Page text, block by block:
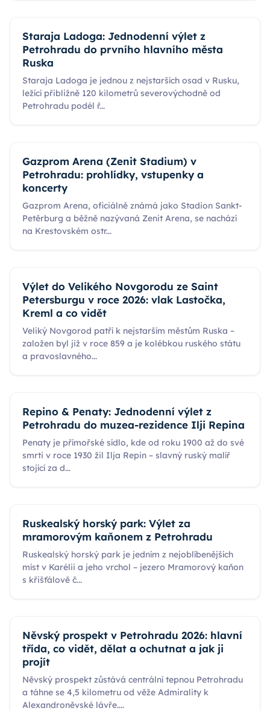
Staraja Ladoga: Jednodenní výlet z
Petrohradu do prvního hlavního města
Ruska
Staraja Ladoga je jednou z nejstarších osad v Rusku,
ležící přibližně 120 kilometrů severovýchodně od
Petrohradu podél ř...
Gazprom Arena (Zenit Stadium) v
Petrohradu: prohlídky, vstupenky a
koncerty
Gazprom Arena, oficiálně známá jako Stadion Sankt-
Petěrburg a běžně nazývaná Zenit Arena, se nachází
na Krestovském ostr...
Výlet do Velikého Novgorodu ze Saint
Petersburgu v roce 2026: vlak Lastočka,
Kreml a co vidět
Veliký Novgorod patří k nejstarším městům Ruska –
založen byl již v roce 859 a je kolébkou ruského státu
a pravoslavného...
Repino & Penaty: Jednodenní výlet z
Petrohradu do muzea-rezidence Ilji Repina
Penaty je přímořské sídlo, kde od roku 1900 až do své
smrti v roce 1930 žil Ilja Repin – slavný ruský malíř
stojící za d...
Ruskealský horský park: Výlet za
mramorovým kaňonem z Petrohradu
Ruskealský horský park je jedním z nejoblíbenějších
míst v Karélii a jeho vrchol – jezero Mramorový kaňon
s křišťálově č...
Něvský prospekt v Petrohradu 2026: hlavní
třída, co vidět, dělat a ochutnat a jak ji
projít
Něvský prospekt zůstává centrální tepnou Petrohradu
a táhne se 4,5 kilometru od věže Admirality k
Alexandroněvské lávře....